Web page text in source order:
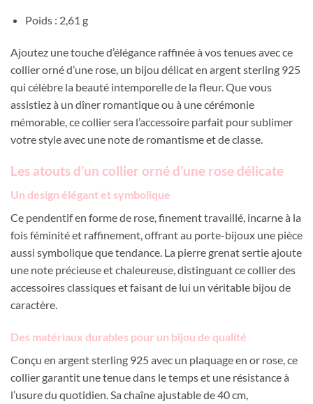
Poids : 2,61 g
Ajoutez une touche d’élégance raffinée à vos tenues avec ce
collier orné d’une rose, un bijou délicat en argent sterling 925
qui célèbre la beauté intemporelle de la fleur. Que vous
assistiez à un dîner romantique ou à une cérémonie
mémorable, ce collier sera l’accessoire parfait pour sublimer
votre style avec une note de romantisme et de classe.
Les atouts d’un collier orné d’une rose délicate
Un design élégant et symbolique
Ce pendentif en forme de rose, finement travaillé, incarne à la
fois féminité et raffinement, offrant au porte-bijoux une pièce
aussi symbolique que tendance. La pierre grenat sertie ajoute
une note précieuse et chaleureuse, distinguant ce collier des
accessoires classiques et faisant de lui un véritable bijou de
caractère.
Des matériaux durables pour un bijou de qualité
Conçu en argent sterling 925 avec un plaquage en or rose, ce
collier garantit une tenue dans le temps et une résistance à
l’usure du quotidien. Sa chaîne ajustable de 40 cm,